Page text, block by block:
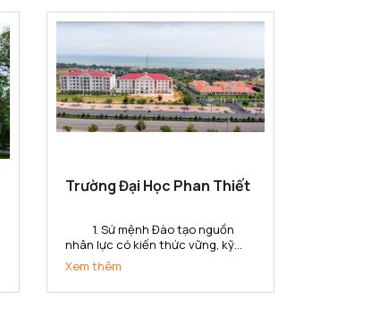
về lĩnh vực kinh tế và quản lý phục
vụ sự...
Trường Đại Học Phan Thiết
nhân lực có kiến thức vững, kỹ
năng toàn cầu và tinh thần khởi
nghiệp, tạo ra các giá trị gia tăng
cho doanh nghiệp, tổ chức và xã
Xem thêm